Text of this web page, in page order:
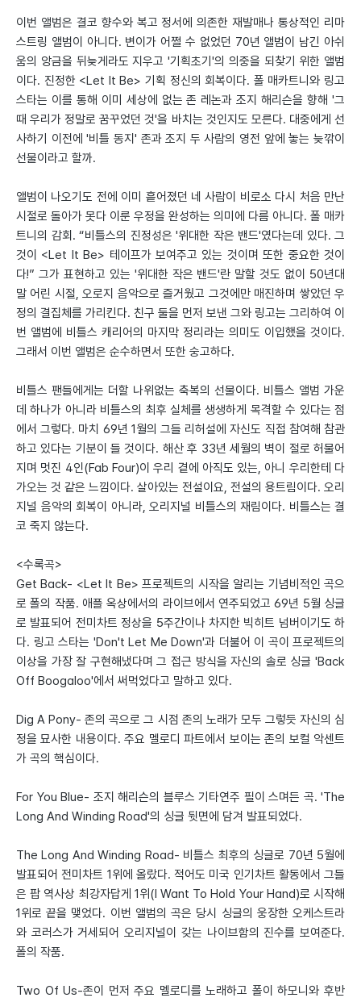
이번 앨범은 결코 향수와 복고 정서에 의존한 재발매나 통상적인 리마
스트링 앨범이 아니다. 변이가 어쩔 수 없었던 70년 앨범이 남긴 아쉬
움의 앙금을 뒤늦게라도 지우고 '기획초기'의 의중을 되찾기 위한 앨범
이다. 진정한 <Let It Be> 기획 정신의 회복이다. 폴 매카트니와 링고
스타는 이를 통해 이미 세상에 없는 존 레논과 조지 해리슨을 향해 '그
때 우리가 정말로 꿈꾸었던 것'을 바치는 것인지도 모른다. 대중에게 선
사하기 이전에 '비틀 동지' 존과 조지 두 사람의 영전 앞에 놓는 늦깎이
선물이라고 할까.
앨범이 나오기도 전에 이미 흩어졌던 네 사람이 비로소 다시 처음 만난
시절로 돌아가 못다 이룬 우정을 완성하는 의미에 다름 아니다. 폴 매카
트니의 감회. “비틀스의 진정성은 '위대한 작은 밴드'였다는데 있다. 그
것이 <Let It Be> 테이프가 보여주고 있는 것이며 또한 중요한 것이
다!” 그가 표현하고 있는 '위대한 작은 밴드'란 말할 것도 없이 50년대
말 어린 시절, 오로지 음악으로 즐거웠고 그것에만 매진하며 쌓았던 우
정의 결집체를 가리킨다. 친구 둘을 먼저 보낸 그와 링고는 그리하여 이
번 앨범에 비틀스 캐리어의 마지막 정리라는 의미도 이입했을 것이다.
그래서 이번 앨범은 순수하면서 또한 숭고하다.
비틀스 팬들에게는 더할 나위없는 축복의 선물이다. 비틀스 앨범 가운
데 하나가 아니라 비틀스의 최후 실체를 생생하게 목격할 수 있다는 점
에서 그렇다. 마치 69년 1월의 그들 리허설에 자신도 직접 참여해 참관
하고 있다는 기분이 들 것이다. 해산 후 33년 세월의 벽이 절로 허물어
지며 멋진 4인(Fab Four)이 우리 곁에 아직도 있는, 아니 우리한테 다
가오는 것 같은 느낌이다. 살아있는 전설이요, 전설의 용트림이다. 오리
지널 음악의 회복이 아니라, 오리지널 비틀스의 재림이다. 비틀스는 결
코 죽지 않는다.
<수록곡>
Get Back- <Let It Be> 프로젝트의 시작을 알리는 기념비적인 곡으
로 폴의 작품. 애플 옥상에서의 라이브에서 연주되었고 69년 5월 싱글
로 발표되어 전미차트 정상을 5주간이나 차지한 빅히트 넘버이기도 하
다. 링고 스타는 'Don't Let Me Down'과 더불어 이 곡이 프로젝트의
이상을 가장 잘 구현해냈다며 그 접근 방식을 자신의 솔로 싱글 'Back
Off Boogaloo'에서 써먹었다고 말하고 있다.
Dig A Pony- 존의 곡으로 그 시점 존의 노래가 모두 그렇듯 자신의 심
정을 묘사한 내용이다. 주요 멜로디 파트에서 보이는 존의 보컬 악센트
가 곡의 핵심이다.
For You Blue- 조지 해리슨의 블루스 기타연주 필이 스며든 곡. 'The
Long And Winding Road'의 싱글 뒷면에 담겨 발표되었다.
The Long And Winding Road- 비틀스 최후의 싱글로 70년 5월에
발표되어 전미차트 1위에 올랐다. 적어도 미국 인기차트 활동에서 그들
은 팝 역사상 최강자답게 1위(I Want To Hold Your Hand)로 시작해
1위로 끝을 맺었다. 이번 앨범의 곡은 당시 싱글의 웅장한 오케스트라
와 코러스가 거세되어 오리지널이 갖는 나이브함의 진수를 보여준다.
폴의 작품.
Two Of Us-존이 먼저 주요 멜로디를 노래하고 폴이 하모니와 후반